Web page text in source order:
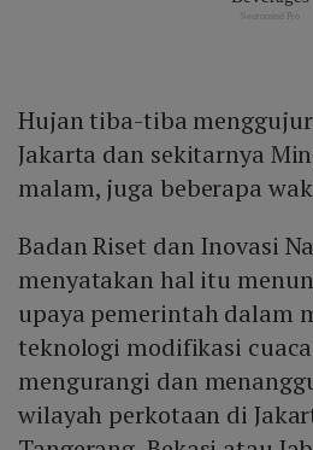
Hujan tiba-tiba
Jakarta dan sekitarnya
malam, juga beberapa
Badan Riset dan Inovasi
menyatakan hal itu
upaya pemerintah dalam
teknologi modifikasi
mengurangi dan
wilayah perkotaan di